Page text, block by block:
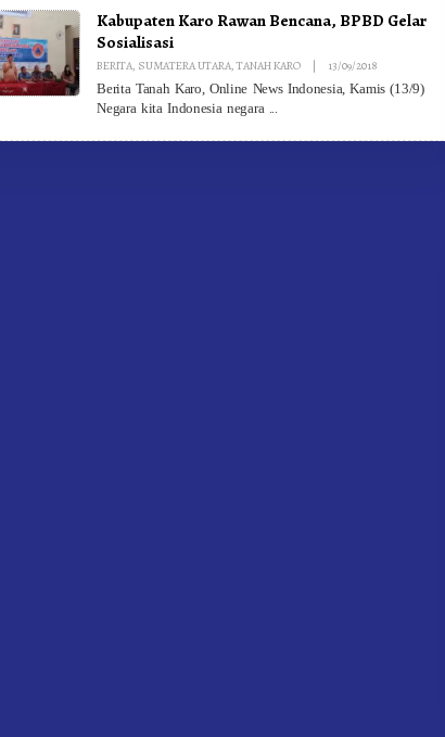
Kabupaten Karo Rawan Bencana, BPBD Gelar
Sosialisasi
BERITA, SUMATERA UTARA,TANAH KARO | 13/09/2018
Berita Tanah Karo, Online News Indonesia, Kamis (13/9)
Negara kita Indonesia negara